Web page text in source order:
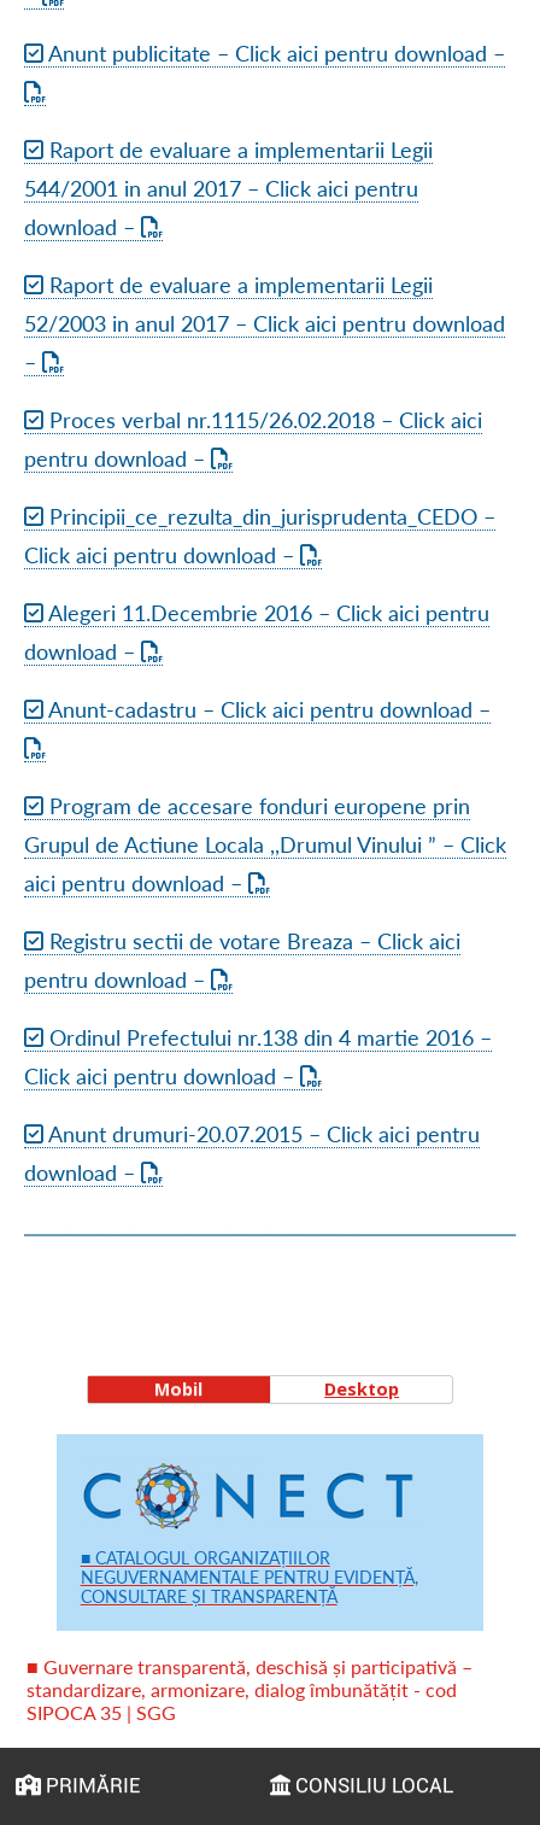
Anunt publicitate – Click aici pentru download –
Raport de evaluare a implementarii Legii
544/2001 in anul 2017 – Click aici pentru
download –
Raport de evaluare a implementarii Legii
52/2003 in anul 2017 – Click aici pentru download
–
Proces verbal nr.1115/26.02.2018 – Click aici
pentru download –
Principii_ce_rezulta_din_jurisprudenta_CEDO –
Click aici pentru download –
Alegeri 11.Decembrie 2016 – Click aici pentru
download –
Anunt-cadastru – Click aici pentru download –
Program de accesare fonduri europene prin
Grupul de Actiune Locala ,,Drumul Vinului ” – Click
aici pentru download –
Registru sectii de votare Breaza – Click aici
pentru download –
Ordinul Prefectului nr.138 din 4 martie 2016 –
Click aici pentru download –
Anunt drumuri-20.07.2015 – Click aici pentru
download –
Mobil Desktop
■ CATALOGUL ORGANIZAȚIILOR
NEGUVERNAMENTALE PENTRU EVIDENȚĂ,
CONSULTARE ȘI TRANSPARENȚĂ
■ Guvernare transparentă, deschisă și participativă –
standardizare, armonizare, dialog îmbunătățit - cod
SIPOCA 35 | SGG
PRIMĂRIE CONSILIU LOCAL